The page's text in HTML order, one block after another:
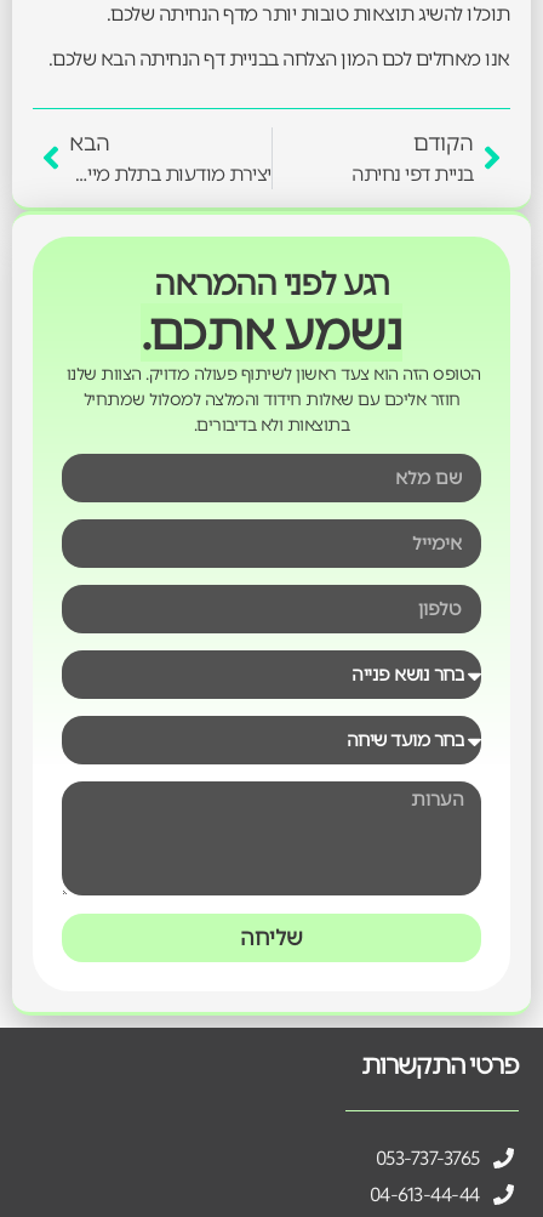
תוכלו להשיג תוצאות טובות יותר מדף הנחיתה שלכם.
אנו מאחלים לכם המון הצלחה בבניית דף הנחיתה הבא שלכם.
הקודם
בניית דפי נחיתה
הבא
יצירת מודעות בתלת מיימד
רגע לפני ההמראה
נשמע אתכם.
הטופס הזה הוא צעד ראשון לשיתוף פעולה מדויק. הצוות שלנו
חוזר אליכם עם שאלות חידוד והמלצה למסלול שמתחיל
בתוצאות ולא בדיבורים.
שליחה
פרטי התקשרות
053-737-3765
04-613-44-44